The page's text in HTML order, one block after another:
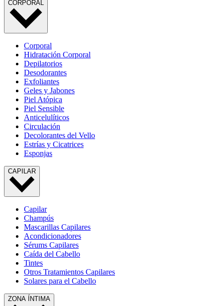
CORPORAL
Corporal
Hidratación Corporal
Depilatorios
Desodorantes
Exfoliantes
Geles y Jabones
Piel Atópica
Piel Sensible
Anticelulíticos
Circulación
Decolorantes del Vello
Estrías y Cicatrices
Esponjas
CAPILAR
Capilar
Champús
Mascarillas Capilares
Acondicionadores
Sérums Capilares
Caída del Cabello
Tintes
Otros Tratamientos Capilares
Solares para el Cabello
ZONA ÍNTIMA